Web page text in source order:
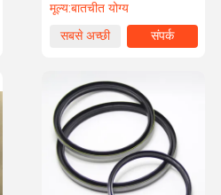
मूल्य:बातचीत योग्य
सबसे अच्छी
संपर्क